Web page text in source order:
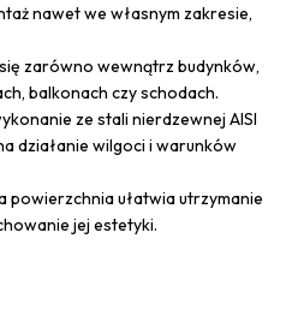
nawet we własnym zakresie,
zarówno wewnątrz budynków,
balkonach czy schodach.
ze stali nierdzewnej AISI
działanie wilgoci i warunków
powierzchnia ułatwia utrzymanie
jej estetyki.